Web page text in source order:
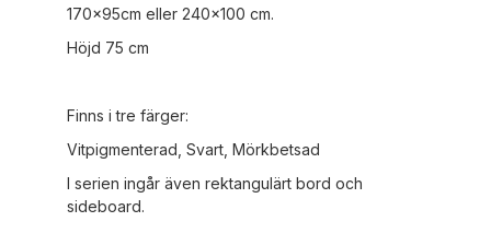
170x95cm eller 240x100 cm.
Höjd 75 cm
Finns i tre färger:
Vitpigmenterad, Svart, Mörkbetsad
I serien ingår även rektangulärt bord och
sideboard.